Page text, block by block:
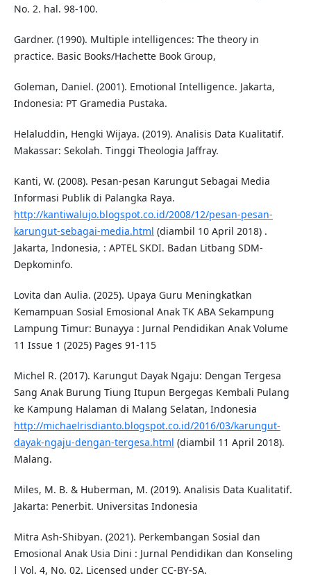
No. 2. hal. 98-100.
Gardner. (1990). Multiple intelligences: The theory in
practice. Basic Books/Hachette Book Group,
Goleman, Daniel. (2001). Emotional Intelligence. Jakarta,
Indonesia: PT Gramedia Pustaka.
Helaluddin, Hengki Wijaya. (2019). Analisis Data Kualitatif.
Makassar: Sekolah. Tinggi Theologia Jaffray.
Kanti, W. (2008). Pesan-pesan Karungut Sebagai Media
Informasi Publik di Palangka Raya.
http://kantiwalujo.blogspot.co.id/2008/12/pesan-pesan-
karungut-sebagai-media.html (diambil 10 April 2018) .
Jakarta, Indonesia, : APTEL SKDI. Badan Litbang SDM-
Depkominfo.
Lovita dan Aulia. (2025). Upaya Guru Meningkatkan
Kemampuan Sosial Emosional Anak TK ABA Sekampung
Lampung Timur: Bunayya : Jurnal Pendidikan Anak Volume
11 Issue 1 (2025) Pages 91-115
Michel R. (2017). Karungut Dayak Ngaju: Dengan Tergesa
Sang Anak Burung Tiung Itupun Bergegas Kembali Pulang
ke Kampung Halaman di Malang Selatan, Indonesia
http://michaelrisdianto.blogspot.co.id/2016/03/karungut-
dayak-ngaju-dengan-tergesa.html (diambil 11 April 2018).
Malang.
Miles, M. B. & Huberman, M. (2019). Analisis Data Kualitatif.
Jakarta: Penerbit. Universitas Indonesia
Mitra Ash-Shibyan. (2021). Perkembangan Sosial dan
Emosional Anak Usia Dini : Jurnal Pendidikan dan Konseling
ǀ Vol. 4, No. 02. Licensed under CC-BY-SA.